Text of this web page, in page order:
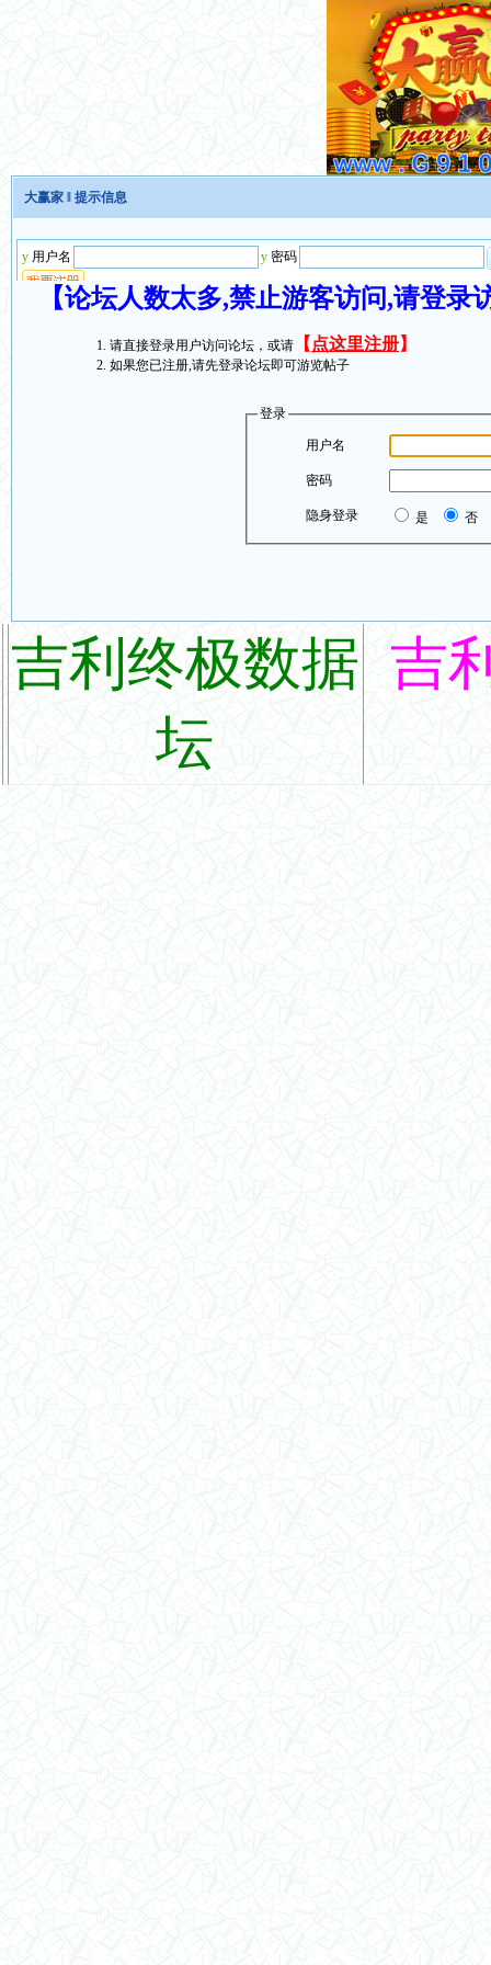
大赢家 ‖ 提示信息
【论坛人数太多,禁止游客访问,请登
请直接登录用户访问论坛，或请 【 点这里注册】
如果您已注册,请先登录论坛即可游览帖子
登录
用户名
密码
隐身登录 是 否
吉利终极数据
坛
吉